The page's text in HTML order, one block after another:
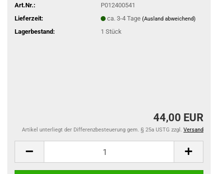
Art.Nr.:
P012400541
Lieferzeit:
ca. 3-4 Tage (Ausland abweichend)
Lagerbestand: 1 Stück
44,00 EUR
Artikel unterliegt der Differenzbesteuerung gem. § 25a USTG zzgl. Versand